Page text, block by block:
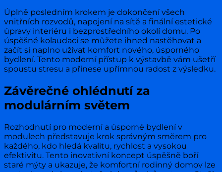
Úplně posledním krokem je dokončení všech
vnitřních rozvodů, napojení na sítě a finální estetické
úpravy interiéru i bezprostředního okolí domu. Po
úspěšné kolaudaci se můžete ihned nastěhovat a
začít si naplno užívat komfort nového, úsporného
bydlení. Tento moderní přístup k výstavbě vám ušetří
spoustu stresu a přinese upřímnou radost z výsledku.
Závěrečné ohlédnutí za
modulárním světem
Rozhodnutí pro moderní a úsporné bydlení v
modulech představuje krok správným směrem pro
každého, kdo hledá kvalitu, rychlost a vysokou
efektivitu. Tento inovativní koncept úspěšně boří
staré mýty a ukazuje, že komfortní rodinný domov lze